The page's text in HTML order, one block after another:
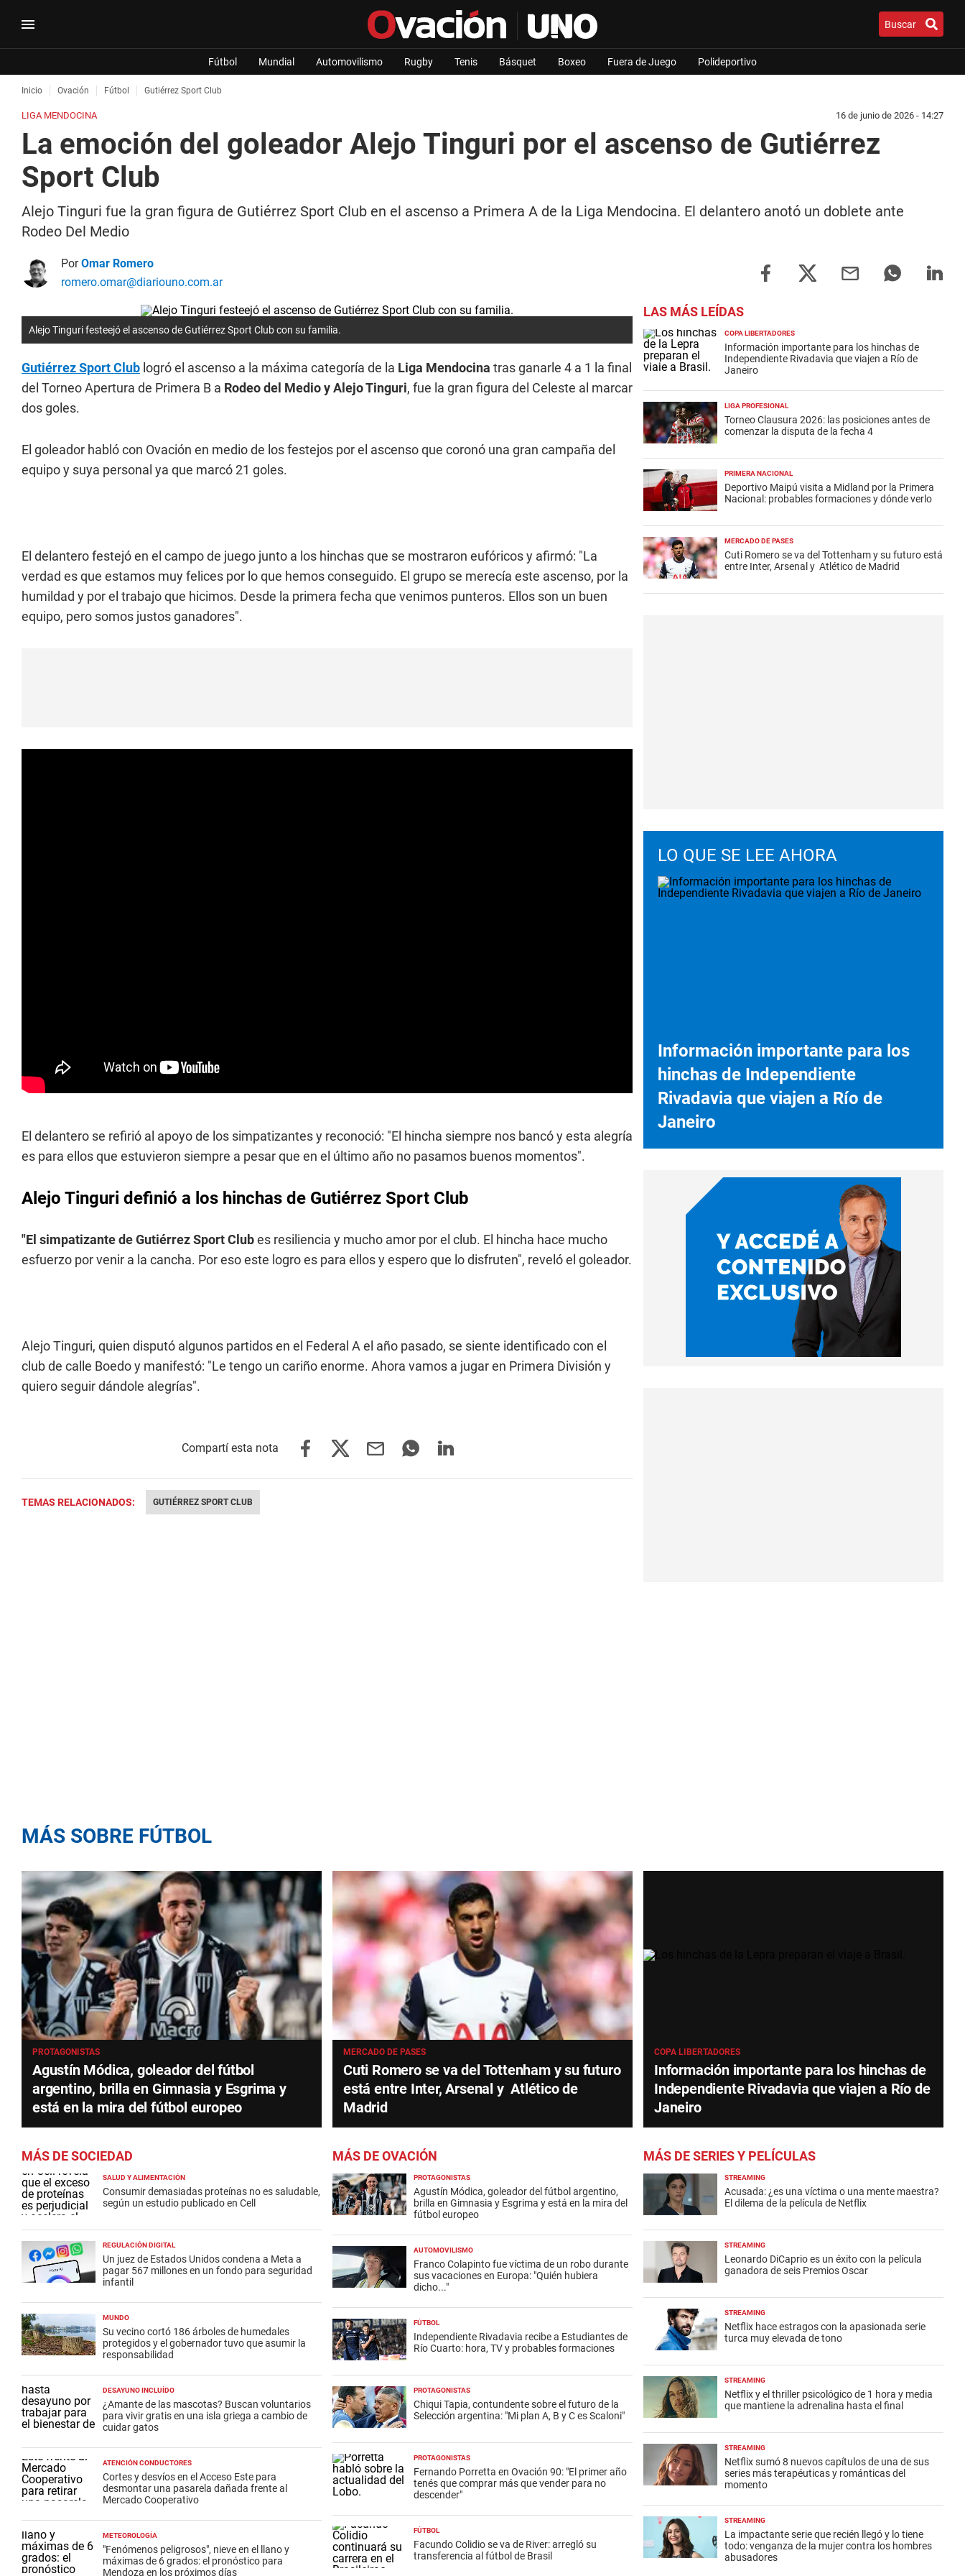
Buscar
Fútbol Mundial Automovilismo Rugby Tenis Básquet Boxeo Fuera de Juego Polideportivo
Inicio Ovación Fútbol Gutiérrez Sport Club
LIGA MENDOCINA 16 de junio de 2026 - 14:27
La emoción del goleador Alejo Tinguri por el ascenso de Gutiérrez
Sport Club
Alejo Tinguri fue la gran figura de Gutiérrez Sport Club en el ascenso a Primera A de la Liga Mendocina. El delantero anotó un doblete ante
Rodeo Del Medio
PorOmar Romero
romero.omar@diariouno.com.ar
Alejo Tinguri festeejó el ascenso de Gutiérrez Sport Club con su familia.
Gutiérrez Sport Club logró el ascenso a la máxima categoría de la Liga Mendocina tras ganarle 4 a 1 la final
del Torneo Apertura de Primera B a Rodeo del Medio y Alejo Tinguri, fue la gran figura del Celeste al marcar
dos goles.
El goleador habló con Ovación en medio de los festejos por el ascenso que coronó una gran campaña del
equipo y suya personal ya que marcó 21 goles.
El delantero festejó en el campo de juego junto a los hinchas que se mostraron eufóricos y afirmó: "La
verdad es que estamos muy felices por lo que hemos conseguido. El grupo se merecía este ascenso, por la
humildad y por el trabajo que hicimos. Desde la primera fecha que venimos punteros. Ellos son un buen
equipo, pero somos justos ganadores".
El delantero se refirió al apoyo de los simpatizantes y reconoció: "El hincha siempre nos bancó y esta alegría
es para ellos que estuvieron siempre a pesar que en el último año no pasamos buenos momentos".
Alejo Tinguri definió a los hinchas de Gutiérrez Sport Club
"El simpatizante de Gutiérrez Sport Clubes resiliencia y mucho amor por el club. El hincha hace mucho
esfuerzo por venir a la cancha. Por eso este logro es para ellos y espero que lo disfruten", reveló el goleador.
Alejo Tinguri, quien disputó algunos partidos en el Federal A el año pasado, se siente identificado con el
club de calle Boedo y manifestó: "Le tengo un cariño enorme. Ahora vamos a jugar en Primera División y
quiero seguir dándole alegrías".
TEMAS RELACIONADOS: GUTIÉRREZ SPORT CLUB
LAS MÁS LEÍDAS
COPA LIBERTADORES
Información importante para los hinchas de
Independiente Rivadavia que viajen a Río de
Janeiro
LIGA PROFESIONAL
Torneo Clausura 2026: las posiciones antes de
comenzar la disputa de la fecha 4
PRIMERA NACIONAL
Deportivo Maipú visita a Midland por la Primera
Nacional: probables formaciones y dónde verlo
MERCADO DE PASES
Cuti Romero se va del Tottenham y su futuro está
entre Inter, Arsenal y Atlético de Madrid
LO QUE SE LEE AHORA
Información importante para los
hinchas de Independiente
Rivadavia que viajen a Río de
Janeiro
MÁS SOBRE FÚTBOL
PROTAGONISTAS
Agustín Módica, goleador del fútbol
argentino, brilla en Gimnasia y Esgrima y
está en la mira del fútbol europeo
MERCADO DE PASES
Cuti Romero se va del Tottenham y su futuro
está entre Inter, Arsenal y Atlético de
Madrid
COPA LIBERTADORES
Información importante para los hinchas de
Independiente Rivadavia que viajen a Río de
Janeiro
MÁS DE SOCIEDAD
SALUD Y ALIMENTACIÓN
Consumir demasiadas proteínas no es saludable,
según un estudio publicado en Cell
REGULACIÓN DIGITAL
Un juez de Estados Unidos condena a Meta a
pagar 567 millones en un fondo para seguridad
infantil
MUNDO
Su vecino cortó 186 árboles de humedales
protegidos y el gobernador tuvo que asumir la
responsabilidad
DESAYUNO INCLUÍDO
¿Amante de las mascotas? Buscan voluntarios
para vivir gratis en una isla griega a cambio de
cuidar gatos
ATENCIÓN CONDUCTORES
Cortes y desvíos en el Acceso Este para
desmontar una pasarela dañada frente al
Mercado Cooperativo
METEOROLOGÍA
"Fenómenos peligrosos", nieve en el llano y
máximas de 6 grados: el pronóstico para
Mendoza en los próximos días
MÁS DE OVACIÓN
PROTAGONISTAS
Agustín Módica, goleador del fútbol argentino,
brilla en Gimnasia y Esgrima y está en la mira del
fútbol europeo
AUTOMOVILISMO
Franco Colapinto fue víctima de un robo durante
sus vacaciones en Europa: "Quién hubiera
dicho..."
FÚTBOL
Independiente Rivadavia recibe a Estudiantes de
Río Cuarto: hora, TV y probables formaciones
PROTAGONISTAS
Chiqui Tapia, contundente sobre el futuro de la
Selección argentina: "Mi plan A, B y C es Scaloni"
PROTAGONISTAS
Fernando Porretta en Ovación 90: "El primer año
tenés que comprar más que vender para no
descender"
FÚTBOL
Facundo Colidio se va de River: arregló su
transferencia al fútbol de Brasil
MÁS DE SERIES Y PELÍCULAS
STREAMING
Acusada: ¿es una víctima o una mente maestra?
El dilema de la película de Netflix
STREAMING
Leonardo DiCaprio es un éxito con la película
ganadora de seis Premios Oscar
STREAMING
Netflix hace estragos con la apasionada serie
turca muy elevada de tono
STREAMING
Netflix y el thriller psicológico de 1 hora y media
que mantiene la adrenalina hasta el final
STREAMING
Netflix sumó 8 nuevos capítulos de una de sus
series más terapéuticas y románticas del
momento
STREAMING
La impactante serie que recién llegó y lo tiene
todo: venganza de la mujer contra los hombres
abusadores